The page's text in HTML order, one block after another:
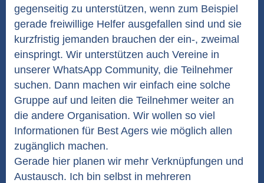
gegenseitig zu unterstützen, wenn zum Beispiel
gerade freiwillige Helfer ausgefallen sind und sie
kurzfristig jemanden brauchen der ein-, zweimal
einspringt. Wir unterstützen auch Vereine in
unserer WhatsApp Community, die Teilnehmer
suchen. Dann machen wir einfach eine solche
Gruppe auf und leiten die Teilnehmer weiter an
die andere Organisation. Wir wollen so viel
Informationen für Best Agers wie möglich allen
zugänglich machen.
Gerade hier planen wir mehr Verknüpfungen und
Austausch. Ich bin selbst in mehreren